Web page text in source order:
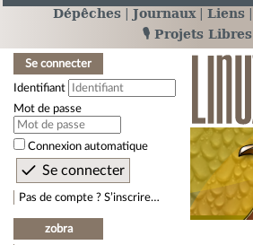
Dépêches Journaux Liens
🎙️ Projets Libres
Se connecter
Identifiant
Mot de passe
Connexion automatique
Pas de compte ? S’inscrire…
zobra